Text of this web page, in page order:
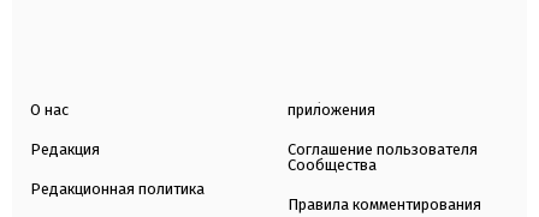
О нас
Редакция
Редакционная политика
приложения
Соглашение пользователя
Сообщества
Правила комментирования